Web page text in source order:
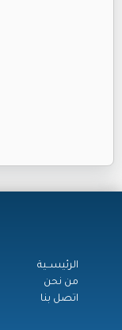
الرئيســية
من نحن
اتصل بنا